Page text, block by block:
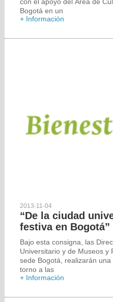
Bogotá en un
+ Información
2013-11-04
“De la ciudad
festiva en Bogotá”
Bajo esta consigna, las
Universitario y de Museos y
sede Bogotá, realizarán
torno a las
+ Información